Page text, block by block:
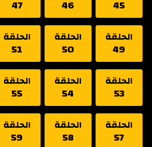
45
46
47
الحلقة
49
الحلقة
50
الحلقة
51
الحلقة
53
الحلقة
54
الحلقة
55
الحلقة
57
الحلقة
58
الحلقة
59